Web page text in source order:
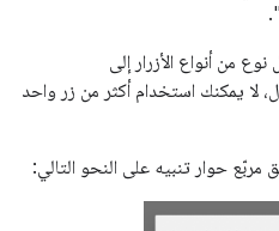
من أنواع الأزرار إلى
لا يمكنك استخدام أكثر من زر واحد
حوار تنبيه على النحو التالي: